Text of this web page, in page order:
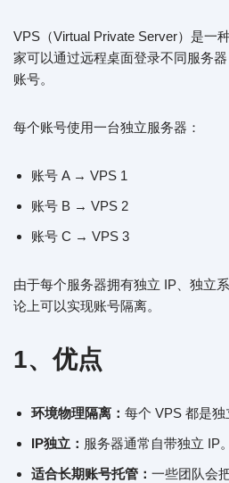
VPS（Virtual Private Server）是一
家可以通过远程桌面登录不同服务
账号。
每个账号使用一台独立服务器：
账号 A → VPS 1
账号 B → VPS 2
账号 C → VPS 3
由于每个服务器拥有独立 IP、独立
论上可以实现账号隔离。
1、优点
环境物理隔离： 每个 VPS 都是独
IP独立： 服务器通常自带独立 IP。
适合长期账号托管： 一些团队会